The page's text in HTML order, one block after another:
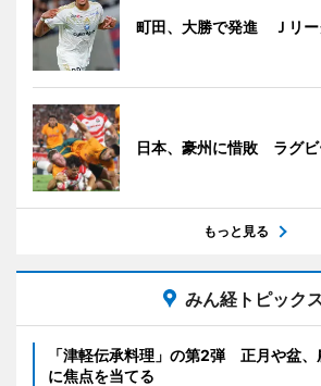
町田、大勝で発進 Ｊリー
日本、豪州に惜敗 ラグ
もっと見る
みん経トピック
「津軽伝承料理」の第2弾 正月や盆
に焦点を当てる